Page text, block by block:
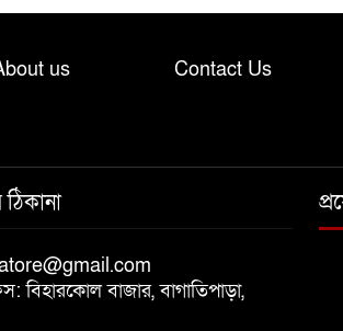
us Contact Us
বিহারকোল বাজার, বাগাতিপাড়া,